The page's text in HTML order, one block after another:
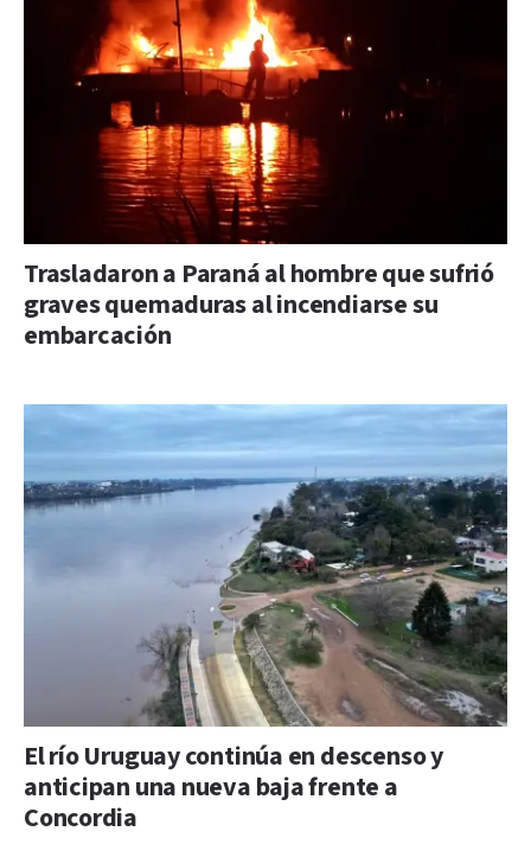
Trasladaron a Paraná al hombre que sufrió
graves quemaduras al incendiarse su
embarcación
El río Uruguay continúa en descenso y
anticipan una nueva baja frente a
Concordia